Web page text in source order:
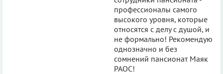
профессионалы самого
высокого уровня, которые
относятся с делу с душой, и
не формально! Рекомендую
однозначно и без
сомнений пансионат Маяк
РАОС!